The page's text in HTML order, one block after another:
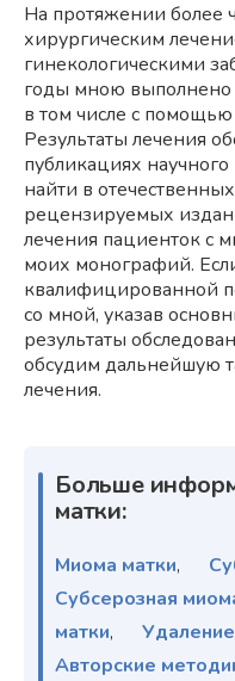
На протяжении более
хирургическим
гинекологическими
годы мною выполнено
в том числе с помощью
Результаты лечения
публикациях
найти в
рецензируемых
лечения пациенток с
моих монографий.
квалифицированной
со мной, указав
результаты
обсудим дальнейшую
лечения.
Больше
матки:
Миома матки,
Субсерозная
матки,
Авторские